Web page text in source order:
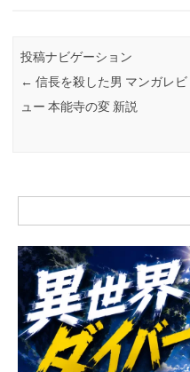
投稿ナビゲーション
← 信長を殺した男 マンガレビ
ュー 本能寺の変 新説
索: